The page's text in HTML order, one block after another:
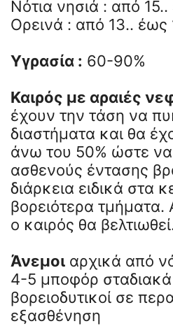
Νότια νησιά : από
Ορεινά : από 13.. έως
Υγρασία : 60-90%
Καιρός με αραιές
έχουν την τάση να
διαστήματα και θα
άνω του 50% ώστε
ασθενούς έντασης
διάρκεια ειδικά στα
βορειότερα
ο καιρός θα
Άνεμοι αρχικά από
4-5 μποφόρ
βορειοδυτικοί σε
εξασθένηση